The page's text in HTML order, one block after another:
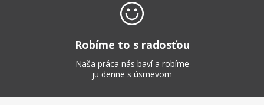
Robíme to s radosťou
Naša práca nás baví a robíme
ju denne s úsmevom